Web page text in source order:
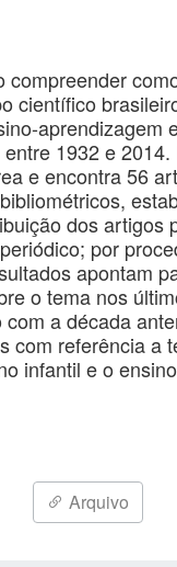
compreender
científico
aprendizagem
1932 e
e encontra 56
dos artigos
por
apontam
o tema nos
a década
com referência a
infantil e o
Arquivo